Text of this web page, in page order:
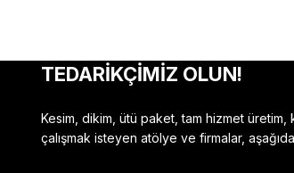
Yorum YazTEDARİKÇİMİZ OLUN!
Kesim, dikim, ütü paket, tam hizmet
çalışmak isteyen atölye ve firmalar,